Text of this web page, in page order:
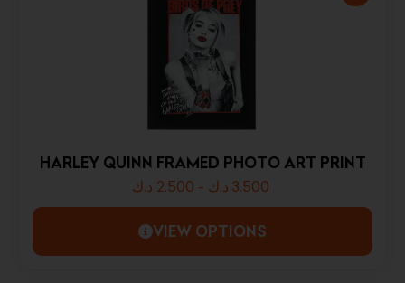
HARLEY QUINN FRAMED PHOTO ART PRINT
2.500 د.ك - 3.500 د.ك
VIEW OPTIONS